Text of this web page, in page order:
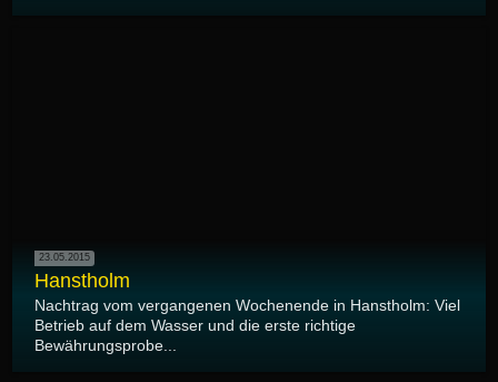
23.05.2015
Hanstholm
Nachtrag vom vergangenen Wochenende in Hanstholm: Viel
Betrieb auf dem Wasser und die erste richtige
Bewährungsprobe...